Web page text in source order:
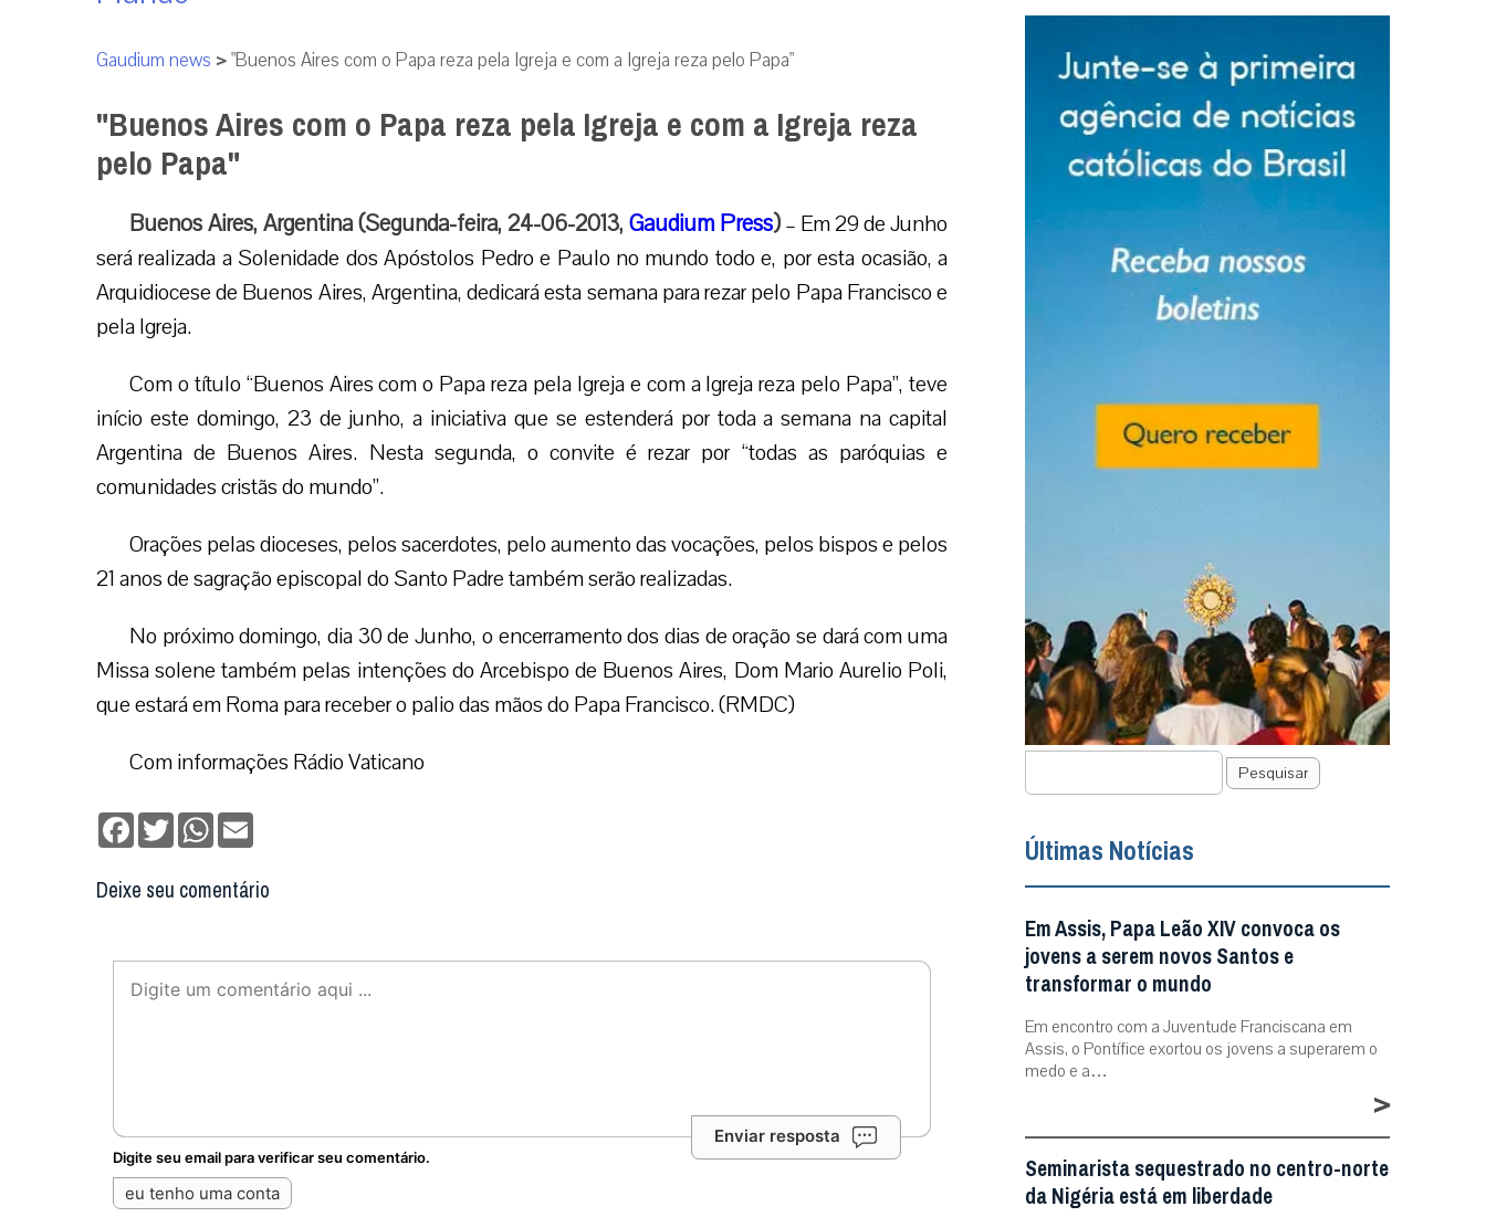
Gaudium news >"Buenos Aires com o Papa reza pela Igreja e com a Igreja reza pelo Papa"
"Buenos Aires com o Papa reza pela Igreja e com a Igreja reza
pelo Papa"
Buenos Aires, Argentina (Segunda-feira, 24-06-2013, Gaudium Press)– Em 29 de Junho
será realizada a Solenidade dos Apóstolos Pedro e Paulo no mundo todo e, por esta ocasião, a
Arquidiocese de Buenos Aires, Argentina, dedicará esta semana para rezar pelo Papa Francisco e
pela Igreja.
Com o título “Buenos Aires com o Papa reza pela Igreja e com a Igreja reza pelo Papa”, teve
início este domingo, 23 de junho, a iniciativa que se estenderá por toda a semana na capital
Argentina de Buenos Aires. Nesta segunda, o convite é rezar por “todas as paróquias e
comunidades cristãs do mundo”.
Orações pelas dioceses, pelos sacerdotes, pelo aumento das vocações, pelos bispos e pelos
21 anos de sagração episcopal do Santo Padre também serão realizadas.
No próximo domingo, dia 30 de Junho, o encerramento dos dias de oração se dará com uma
Missa solene também pelas intenções do Arcebispo de Buenos Aires, Dom Mario Aurelio Poli,
que estará em Roma para receber o palio das mãos do Papa Francisco. (RMDC)
Com informações Rádio Vaticano
Facebook
TwitterWhatsApp
Deixe seu comentário
Enviar resposta
Digite seu email para verificar seu comentário.
eu tenho uma conta
Pesquisar
Últimas Notícias
Em Assis, Papa Leão XIV convoca os
jovens a serem novos Santos e
transformar o mundo
Em encontro com a Juventude Franciscana em
Assis, o Pontífice exortou os jovens a superarem o
medo e a…
>
Seminarista sequestrado no centro-norte
da Nigéria está em liberdade